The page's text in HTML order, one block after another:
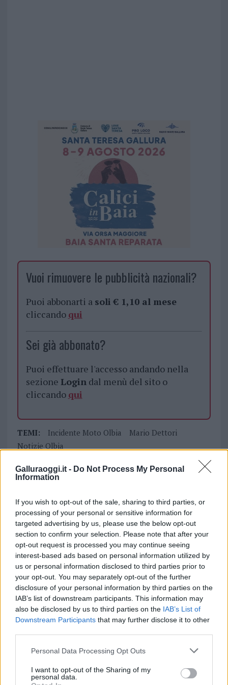
Galluraoggi.it - Do Not Process My Personal
Information
If you wish to opt-out of the sale, sharing to third parties, or
processing of your personal or sensitive information for
targeted advertising by us, please use the below opt-out
section to confirm your selection. Please note that after your
opt-out request is processed you may continue seeing
interest-based ads based on personal information utilized by
us or personal information disclosed to third parties prior to
your opt-out. You may separately opt-out of the further
disclosure of your personal information by third parties on the
IAB’s list of downstream participants. This information may
also be disclosed by us to third parties on the IAB’s List of
Downstream Participants that may further disclose it to other
Please note that this website/app uses one or more Google
not limited to your visit or usage behaviour. You may click to
grant or deny consent to Google and its third-party tags to
Personal Data Processing Opt Outs
I want to opt-out of the Sharing of my
personal data.
Vuoi rimuovere le pubblicità nazionali?
Puoi abbonarti a soli € 1,10 al mese
cliccando qui
Sei già abbonato?
Puoi effettuare l'accesso andando nella
sezione Logindal menù del sito o
cliccando qui
TEMI: Incidente Moto Olbia
Mario Dettori
Notizie Olbia
Notizie in tempo reale?
Inviaci le tue segnalazioni,
i tuoi video e le tue foto
Su WhatsApp al numero +39
345 356 7512
daGoogle News